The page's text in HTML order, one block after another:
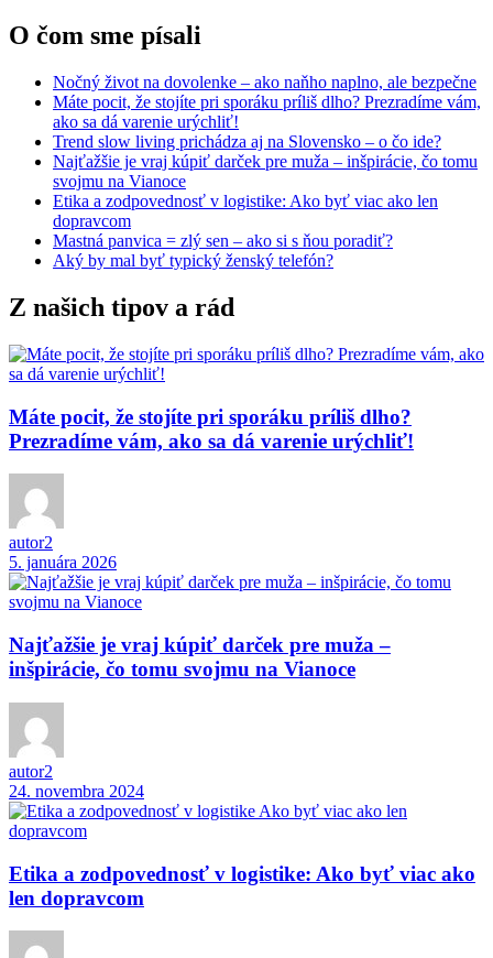
O čom sme písali
Nočný život na dovolenke – ako naňho naplno, ale bezpečne
Máte pocit, že stojíte pri sporáku príliš dlho? Prezradíme vám,
ako sa dá varenie urýchliť!
Trend slow living prichádza aj na Slovensko – o čo ide?
Najťažšie je vraj kúpiť darček pre muža – inšpirácie, čo tomu
svojmu na Vianoce
Etika a zodpovednosť v logistike: Ako byť viac ako len
dopravcom
Mastná panvica = zlý sen – ako si s ňou poradiť?
Aký by mal byť typický ženský telefón?
Z našich tipov a rád
Máte pocit, že stojíte pri sporáku príliš dlho?
Prezradíme vám, ako sa dá varenie urýchliť!
autor2
5. januára 2026
Najťažšie je vraj kúpiť darček pre muža –
inšpirácie, čo tomu svojmu na Vianoce
autor2
24. novembra 2024
Etika a zodpovednosť v logistike: Ako byť viac ako
len dopravcom